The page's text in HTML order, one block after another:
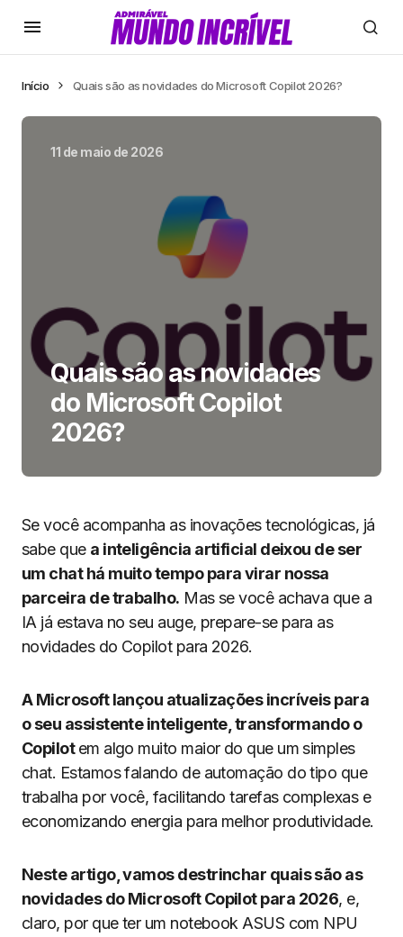
Início Quais são as novidades do Microsoft Copilot 2026?
11 de maio de 2026
Quais são as novidades
do Microsoft Copilot
2026?
Se você acompanha as inovações tecnológicas, já
sabe que a inteligência artificial deixou de ser
um chat há muito tempo para virar nossa
parceira de trabalho. Mas se você achava que a
IA já estava no seu auge, prepare-se para as
novidades do Copilot para 2026.
A Microsoft lançou atualizações incríveis para
o seu assistente inteligente, transformando o
Copilotem algo muito maior do que um simples
chat. Estamos falando de automação do tipo que
trabalha por você, facilitando tarefas complexas e
economizando energia para melhor produtividade.
Neste artigo, vamos destrinchar quais são as
novidades do Microsoft Copilot para 2026, e,
claro, por que ter um notebook ASUS com NPU